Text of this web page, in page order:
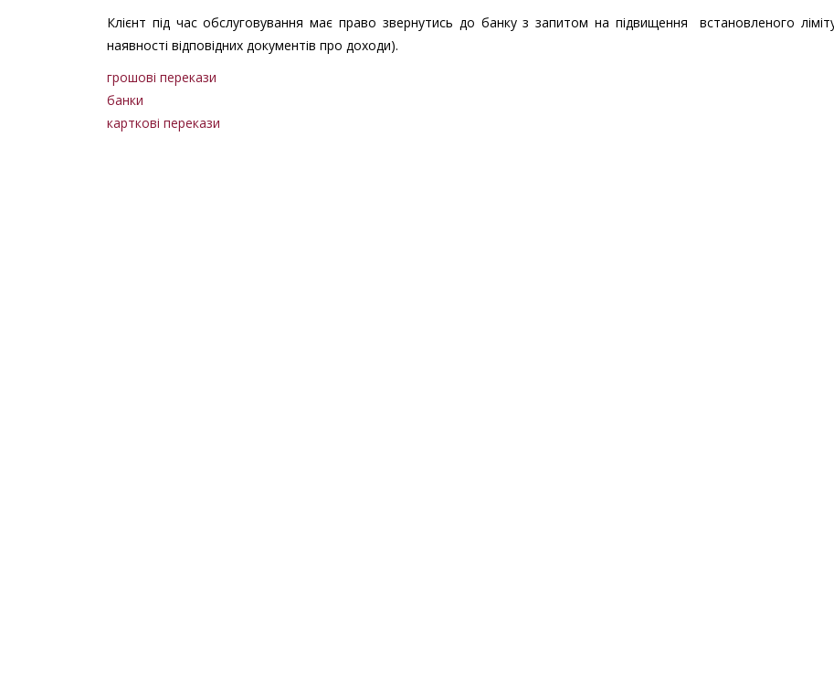
Клієнт під час обслуговування має право звернутись до банку з запитом на підвищення встановленого
наявності відповідних документів про доходи).
грошові перекази
банки
карткові перекази